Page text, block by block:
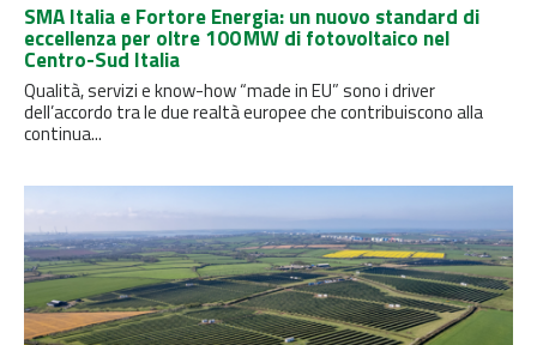
SMA Italia e Fortore Energia: un nuovo standard di
eccellenza per oltre 100 MW di fotovoltaico nel
Centro-Sud Italia
Qualità, servizi e know-how “made in EU” sono i driver
dell’accordo tra le due realtà europee che contribuiscono alla
continua...